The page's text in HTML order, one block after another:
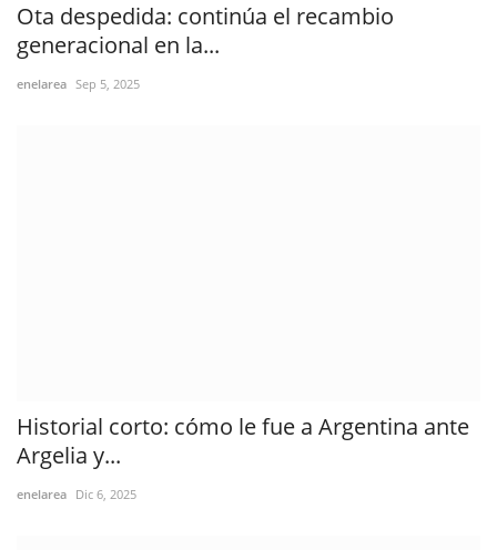
Ota despedida: continúa el recambio
generacional en la...
enelarea Sep 5, 2025
Historial corto: cómo le fue a Argentina ante
Argelia y...
enelarea Dic 6, 2025